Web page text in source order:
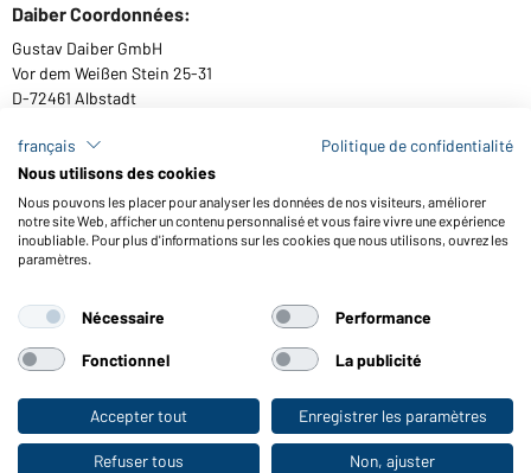
Vers la boutique pour particuliers
Daiber Coordonnées:
Gustav Daiber GmbH
Vor dem Weißen Stein 25-31
D-72461 Albstadt
Télécharger ou commander catalogues
Lien aux catalogues
Conditions générales
Mentions légales
Protection des données
Paramètre de cookies
Accessibilité
© 2026 Daiber
français
Politique de confidentialité
Nous utilisons des cookies
Nous pouvons les placer pour analyser les données de nos visiteurs, améliorer
notre site Web, afficher un contenu personnalisé et vous faire vivre une expérience
inoubliable. Pour plus d'informations sur les cookies que nous utilisons, ouvrez les
paramètres.
Nécessaire Performance
Fonctionnel La publicité
Accepter tout Enregistrer les paramètres
Refuser tous Non, ajuster